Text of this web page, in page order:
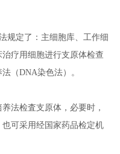
规定了：主细胞库、工作细
疗用细胞进行支原体检查
（DNA染色法）。
法检査支原体，必要时，
可采用经国家药品检定机